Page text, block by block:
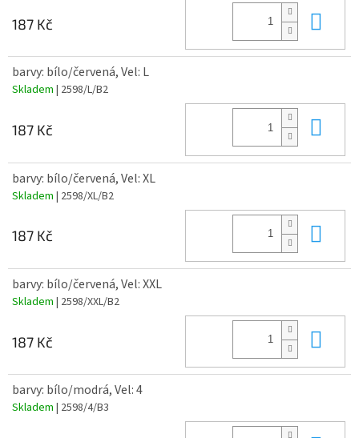
187 Kč
barvy: bílo/červená, Vel: L
Skladem | 2598/L/B2
187 Kč
barvy: bílo/červená, Vel: XL
Skladem | 2598/XL/B2
187 Kč
barvy: bílo/červená, Vel: XXL
Skladem | 2598/XXL/B2
187 Kč
barvy: bílo/modrá, Vel: 4
Skladem | 2598/4/B3